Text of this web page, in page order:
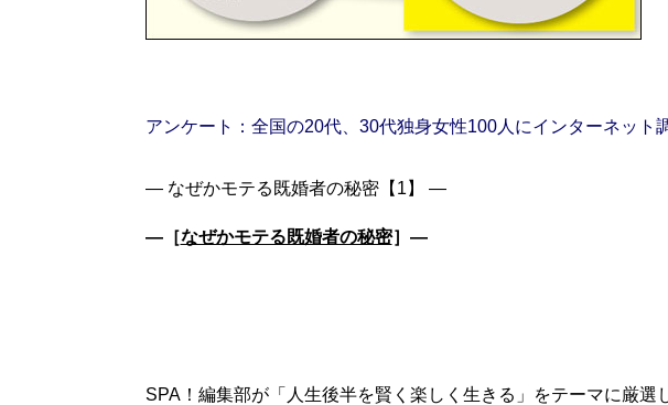
アンケート：全国の20代、30代独身女性100人にインターネット
― なぜかモテる既婚者の秘密【1】 ―
―［なぜかモテる既婚者の秘密］―
SPA！編集部が「人生後半を賢く楽しく生きる」をテーマに厳選